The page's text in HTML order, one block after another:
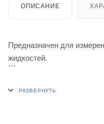
ОПИСАНИЕ
Предназначен для
жидкостей.